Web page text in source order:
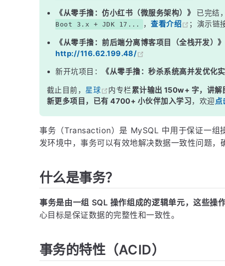
自动提交模式
回滚点（Savepoint）
示例：
注意事项
小结
《从零手撸：仿小红书（微服务架构）》 已完结
Boot 3.x + JDK 17... ，查看介绍 ；演示链
《从零手撸：前后端分离博客项目（全栈开发）》
http://116.62.199.48/
新开坑项目： 《从零手撸：秒杀系统高并发优化
截止目前， 星球 内专栏累计输出 150w+ 字，讲解
新更多项目，已有 4700+ 小伙伴加入学习，欢迎点
事务（Transaction）是 MySQL 中用于保证一组
发环境中，事务可以有效地解决数据一致性问题，
什么是事务？
事务是由一组 SQL 操作组成的逻辑单元，这些操
心目标是保证数据的完整性和一致性。
事务的特性（ACID）